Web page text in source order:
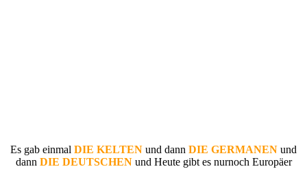
Es gab einmal DIE KELTEN und dann DIE GERMANEN und
dann DIE DEUTSCHENund Heute gibt es nurnoch Europäer